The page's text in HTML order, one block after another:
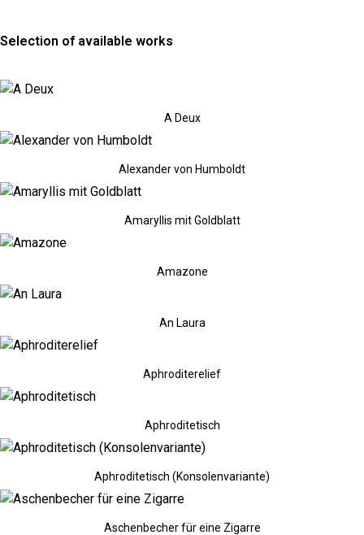
Selection of available works
A Deux
Alexander von Humboldt
Amaryllis mit Goldblatt
Amazone
An Laura
Aphroditerelief
Aphroditetisch
Aphroditetisch (Konsolenvariante)
Aschenbecher für eine Zigarre